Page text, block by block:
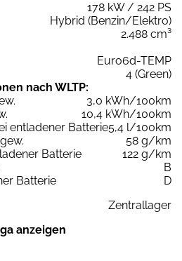
178 kW / 242 PS
Hybrid (Benzin/Elektro)
2.488 cm³
Euro6d-TEMP
4 (Green)
nach WLTP:
3,0 kWh/100km
10,4 kWh/100km
entladener Batterie5,4 l/100km
58 g/km
Batterie
122 g/km
B
Batterie
D
Zentrallager
anzeigen